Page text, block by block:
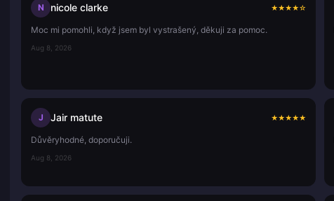
N nicole clarke ★★★★☆
Moc mi pomohli, když jsem byl vystrašený, děkuji za pomoc.
Aug 8, 2026
J Jair matute ★★★★★
Důvěryhodné, doporučuji.
Aug 8, 2026